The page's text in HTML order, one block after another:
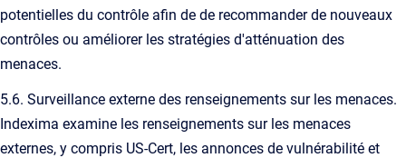
potentielles du contrôle afin de de recommander de nouveaux
contrôles ou améliorer les stratégies d'atténuation des
menaces.
5.6. Surveillance externe des renseignements sur les menaces.
Indexima examine les renseignements sur les menaces
externes, y compris US-Cert, les annonces de vulnérabilité et